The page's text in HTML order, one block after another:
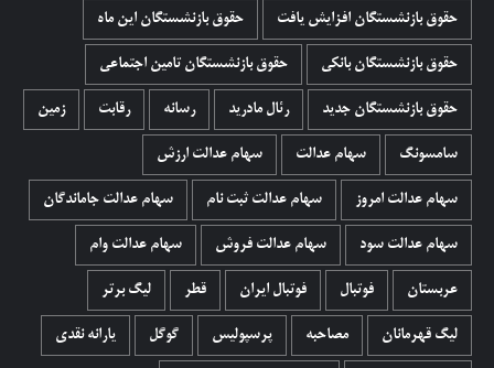
حقوق بازنشستگان افزایش یافت حقوق بازنشستگان این ماه
حقوق بازنشستگان بانکی حقوق بازنشستگان تامین اجتماعی
حقوق بازنشستگان جدید رئال مادرید رسانه رقابت زمین
سامسونگ سهام عدالت سهام عدالت ارزش
سهام عدالت امروز سهام عدالت ثبت نام سهام عدالت جاماندگان
سهام عدالت سود سهام عدالت فروش سهام عدالت وام
عربستان فوتبال فوتبال ایران قطر لیگ برتر
لیگ قهرمانان مصاحبه پرسپولیس گوگل یارانه نقدی